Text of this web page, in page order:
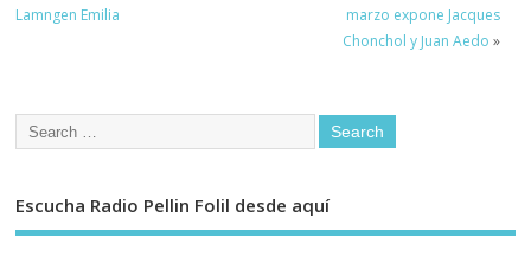
Lamngen Emilia
marzo expone Jacques
Chonchol y Juan Aedo »
Escucha Radio Pellin Folil desde aquí